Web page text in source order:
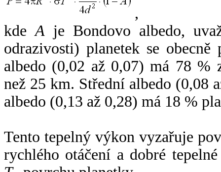
,
kdeA je Bondovo albedo,
odrazivosti) planetek se
albedo (0,02 až 0,07) má 78 %
než 25 km. Střední albedo (0,08
albedo (0,13 až 0,28) má 18 %
Tento tepelný výkon vyzařuje
rychlého otáčení a dobré